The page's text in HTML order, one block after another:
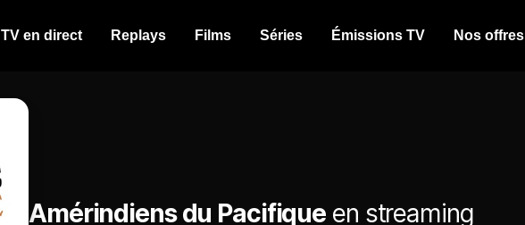
TV en direct Replays Films Séries Émissions TV Nos offres
Amérindiens du Pacifique en streaming